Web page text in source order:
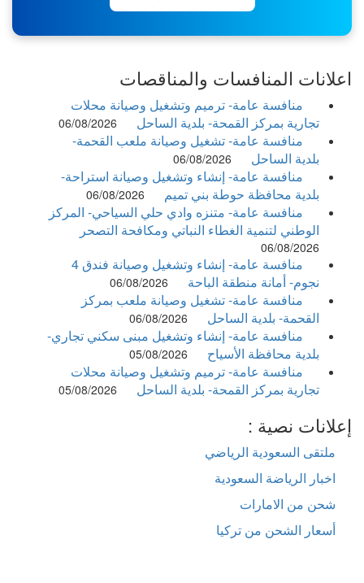
اعلانات المنافسات والمناقصات
منافسة عامة- ترميم وتشغيل وصيانة محلات
تجارية بمركز القمحة- بلدية الساحل
06/08/2026
منافسة عامة- تشغيل وصيانة ملعب القحمة-
بلدية الساحل
06/08/2026
منافسة عامة- إنشاء وتشغيل وصيانة استراحة-
بلدية محافظة حوطة بني تميم
06/08/2026
منافسة عامة- متنزه وادي حلي السياحي- المركز
الوطني لتنمية الغطاء النباتي ومكافحة التصحر
06/08/2026
منافسة عامة- إنشاء وتشغيل وصيانة فندق 4
نجوم- أمانة منطقة الباحة
06/08/2026
منافسة عامة- تشغيل وصيانة ملعب بمركز
القحمة- بلدية الساحل
06/08/2026
منافسة عامة- إنشاء وتشغيل مبنى سكني تجاري-
بلدية محافظة الأسياح
05/08/2026
منافسة عامة- ترميم وتشغيل وصيانة محلات
تجارية بمركز القمحة- بلدية الساحل
05/08/2026
إعلانات نصية :
ملتقى السعودية الرياضي
اخبار الرياضة السعودية
شحن من الامارات
أسعار الشحن من تركيا